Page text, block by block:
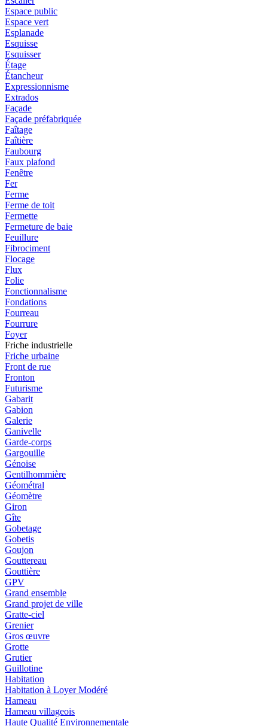
Espace public
Espace vert
Esplanade
Esquisse
Esquisser
Étage
Étancheur
Expressionnisme
Extrados
Façade
Façade préfabriquée
Faîtage
Faîtière
Faubourg
Faux plafond
Fenêtre
Fer
Ferme
Ferme de toit
Fermette
Fermeture de baie
Feuillure
Fibrociment
Flocage
Flux
Folie
Fonctionnalisme
Fondations
Fourreau
Fourrure
Foyer
Friche industrielle
Friche urbaine
Front de rue
Fronton
Futurisme
Gabarit
Gabion
Galerie
Ganivelle
Garde-corps
Gargouille
Génoise
Gentilhommière
Géométral
Géomètre
Giron
Gîte
Gobetage
Gobetis
Goujon
Gouttereau
Gouttière
GPV
Grand ensemble
Grand projet de ville
Gratte-ciel
Grenier
Gros œuvre
Grotte
Grutier
Guillotine
Habitation
Habitation à Loyer Modéré
Hameau
Hameau villageois
Haute Qualité Environnementale